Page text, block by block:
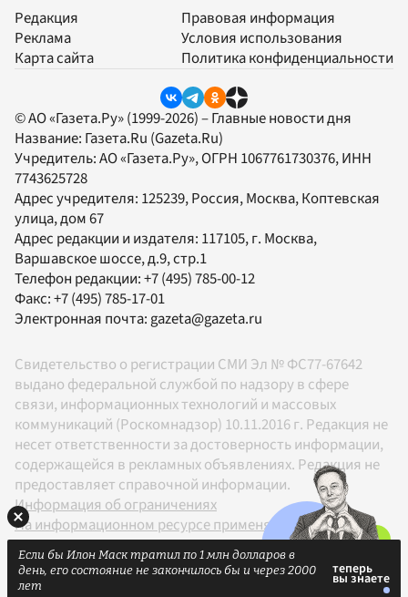
Редакция
Реклама
Карта сайта
Правовая информация
Условия использования
Политика конфиденциальности
© АО «Газета.Ру» (1999-2026) – Главные новости дня
Название: Газета.Ru (Gazeta.Ru)
Учредитель:АО «Газета.Ру», ОГРН 1067761730376, ИНН
7743625728
Адрес учредителя: 125239, Россия, Москва, Коптевская
улица, дом 67
Адрес редакции и издателя: 117105, г. Москва,
Варшавское шоссе, д.9, стр.1
Телефон редакции:+7 (495) 785-00-12
Факс:+7 (495) 785-17-01
Электронная почта: gazeta@gazeta.ru
Свидетельство о регистрации СМИ Эл № ФС77-67642
выдано федеральной службой по надзору в сфере
связи, информационных технологий и массовых
коммуникаций (Роскомнадзор) 10.11.2016 г. Редакция не
несет ответственности за достоверность информации,
содержащейся в рекламных объявлениях. Редакция не
предоставляет справочной информации.
Информация об ограничениях
На информационном ресурсе применяются
рекомендательные технологии в соответствии с
Правилами
Если бы Илон Маск тратил по 1 млн долларов в
день, его состояние не закончилось бы и через 2000
лет